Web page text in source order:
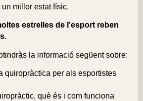
millor estat físic.
estrelles de l'esport reben
la informació següent sobre:
quiropràctica per als esportistes
què és i com funciona